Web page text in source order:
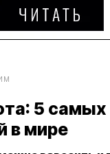
5
в мире